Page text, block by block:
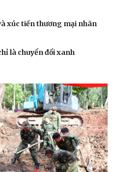
xúc tiến thương mại nhãn
là chuyển đổi xanh